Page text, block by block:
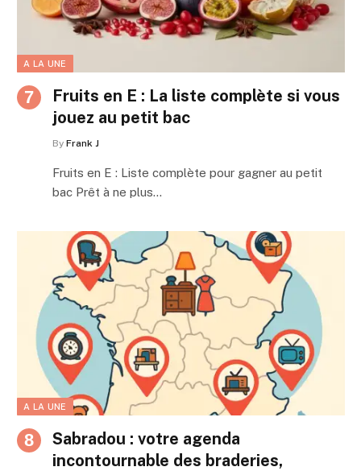
A LA UNE
Fruits en E : La liste complète si vous
jouez au petit bac
By Frank J
Fruits en E : Liste complète pour gagner au petit
bac Prêt à ne plus…
A LA UNE
Sabradou : votre agenda
incontournable des braderies,